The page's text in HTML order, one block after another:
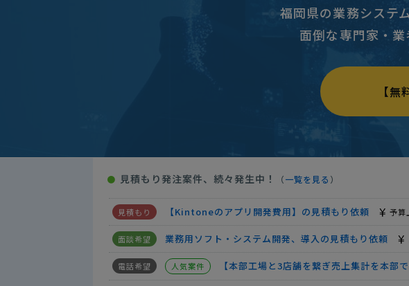
福岡県の業務システ
面倒な専門家・
【
● 見積もり発注案件、続々発生中！ （一覧を見る ）
業務システム開発の見積もり依頼 相談して決めたい
業務システムの見積もり依頼
【AIを活用した開発】業務システムのご相談依頼※福岡
【FileMakerに強い業者希望】「弊社FMに連結する生
【Kintoneアプリの作成】見積もり依頼
【Kintoneのアプリ開発費用】の見積もり依頼 予算
業務用ソフト・システム開発、導入の見積もり依頼
人気案件 【本部工場と3店舗を繋ぎ売上集計を本部